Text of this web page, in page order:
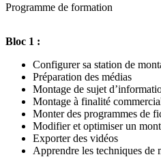
Programme de formation
Bloc 1 :
Configurer sa station de
Préparation des médias
Montage de sujet
Montage à finalité
Monter des programmes de
Modifier et optimiser un
Exporter des vidéos
Apprendre les techniques de